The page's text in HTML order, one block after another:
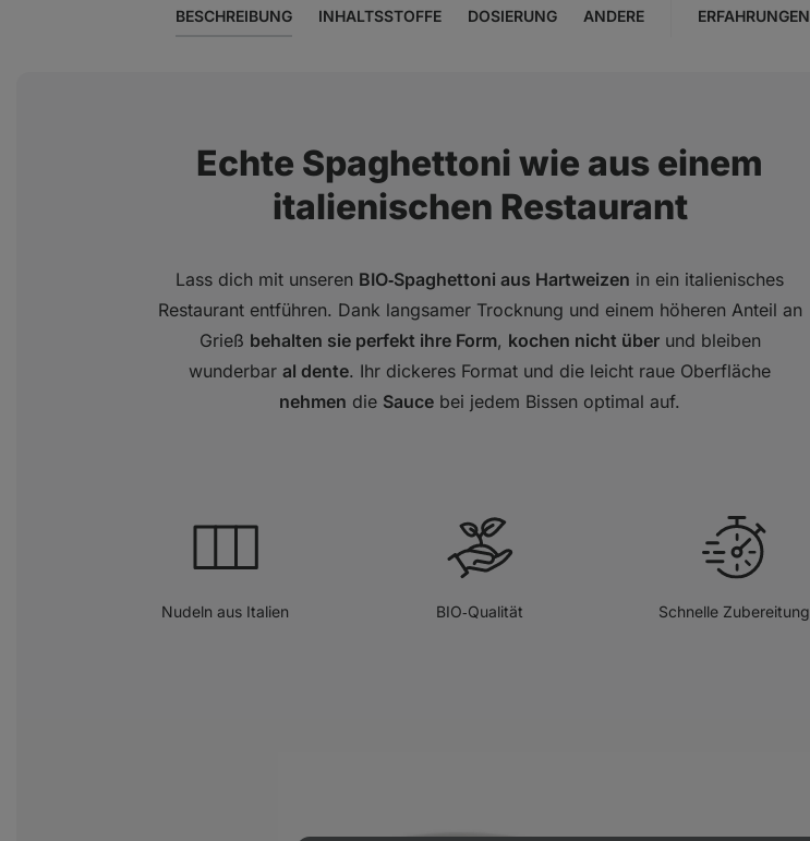
BESCHREIBUNG INHALTSSTOFFE DOSIERUNG ANDERE ERFAHRUNGEN
Echte Spaghettoni wie aus einem
italienischen Restaurant
Lass dich mit unseren BIO‑Spaghettoni aus Hartweizen in ein italienisches
Restaurant entführen. Dank langsamer Trocknung und einem höheren Anteil an
Grieß behalten sie perfekt ihre Form, kochen nicht überund bleiben
wunderbar al dente. Ihr dickeres Format und die leicht raue Oberfläche
nehmen die Sauce bei jedem Bissen optimal auf.
Nudeln aus Italien BIO‑Qualität Schnelle Zubereitung